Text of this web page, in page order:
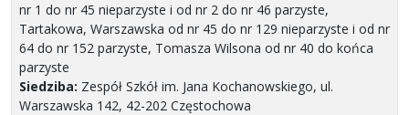
nr 1 do nr 45 nieparzyste i od nr 2 do nr 46 parzyste,
Tartakowa, Warszawska od nr 45 do nr 129 nieparzyste i od nr
64 do nr 152 parzyste, Tomasza Wilsona od nr 40 do końca
parzyste
Siedziba: Zespół Szkół im. Jana Kochanowskiego, ul.
Warszawska 142, 42-202 Częstochowa